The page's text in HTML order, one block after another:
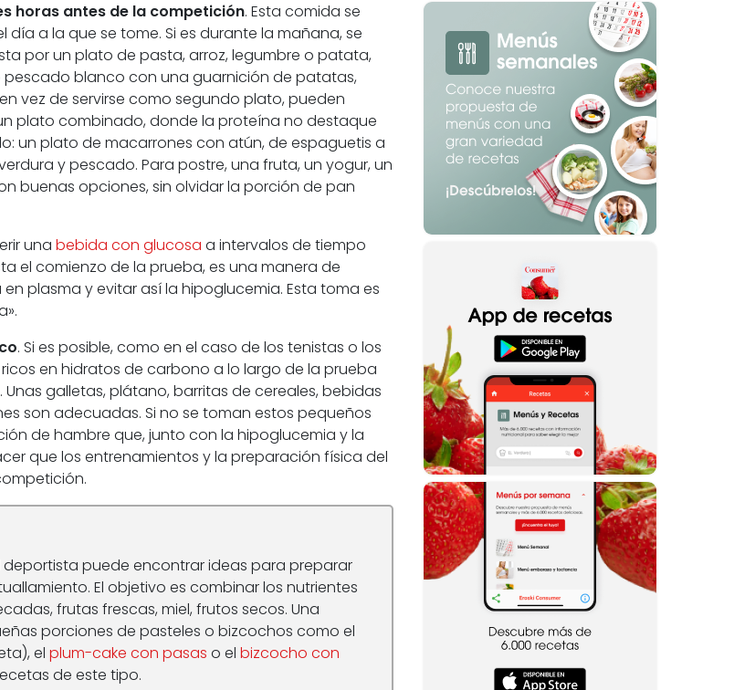
horas antes de la competición. Esta comida se
a la que se tome. Si es durante la mañana, se
por un plato de pasta, arroz, legumbre o patata,
blanco con una guarnición de patatas,
vez de servirse como segundo plato, pueden
plato combinado, donde la proteína no destaque
un plato de macarrones con atún, de espaguetis a
y pescado. Para postre, una fruta, un yogur, un
buenas opciones, sin olvidar la porción de pan
una bebida con glucosa a intervalos de tiempo
el comienzo de la prueba, es una manera de
plasma y evitar así la hipoglucemia. Esta toma es
. Si es posible, como en el caso de los tenistas o los
en hidratos de carbono a lo largo de la prueba
galletas, plátano, barritas de cereales, bebidas
son adecuadas. Si no se toman estos pequeños
de hambre que, junto con la hipoglucemia y la
que los entrenamientos y la preparación física del
el deportista puede encontrar ideas para preparar
El objetivo es combinar los nutrientes
frutas frescas, miel, frutos secos. Una
porciones de pasteles o bizcochos como el
el plum-cake con pasas o el bizcocho con
de este tipo.